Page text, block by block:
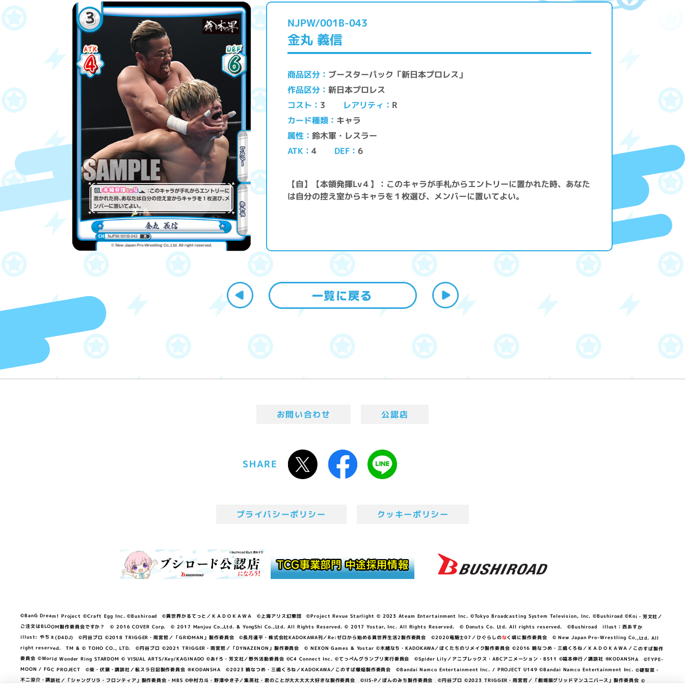
NJPW/001B-043
金丸 義信
商品区分 ブースターパック「新日本プロレス」
作品区分 新日本プロレス
コスト 3 レアリティ R
カード種類 キャラ
属性 鈴木軍・レスラー
ATK 4 DEF 6
【自】【本領発揮Lv４】：このキャラが手札からエントリーに置かれた時、あなた
は自分の控え室からキャラを１枚選び、メンバーに置いてよい。
お問い合わせ 公認店
SHARE
プライバシーポリシー クッキーポリシー
©BanG Dream! Project ©Craft Egg Inc. ©Bushiroad ©異世界かるてっと／ＫＡＤＯＫＡＷＡ ©上海アリス幻樂団 ©Project Revue Starlight © 2023 Ateam Entertainment Inc. ©Tokyo Broadcasting System Television, Inc. ©Bushiroad ©Koi・芳文社／
ご注文はBLOOM製作委員会ですか？ © 2016 COVER Corp. © 2017 Manjuu Co.,Ltd. & YongShi Co.,Ltd. All Rights Reserved. © 2017 Yostar, Inc. All Rights Reserved. © Donuts Co. Ltd. All rights reserved. ©Bushiroad illust：西あすか
illust: やちぇ(D4DJ) ©円谷プロ ©2018 TRIGGER・雨宮哲／「GRIDMAN」製作委員会 ©長月達平・株式会社KADOKAWA刊／Re:ゼロから始める異世界生活2製作委員会 ©2020竜騎士07／ひぐらしのなく頃に製作委員会 © New Japan Pro-Wrestling Co.,Ltd. All
right reserved. TM & © TOHO CO., LTD. ©円谷プロ ©2021 TRIGGER・雨宮哲／「DYNAZENON」製作委員会 © NEXON Games & Yostar ©木緒なち・KADOKAWA／ぼくたちのリメイク製作委員会 ©2016 暁なつめ・三嶋くろね／ＫＡＤＯＫＡＷＡ／このすば製作
委員会 ©World Wonder Ring STARDOM © VISUAL ARTS/Key/KAGINADO ©あfろ・芳文社／野外活動委員会 ©C4 Connect Inc. ©てっぺんグランプリ実行委員会 ©Spider Lily／アニプレックス・ABCアニメーション・BS11 ©福本伸行／講談社 ®KODANSHA ©TYPE-
MOON / FGC PROJECT ©柴・伏瀬・講談社／転スラ日記製作委員会 ®KODANSHA ©2023 暁なつめ・三嶋くろね／KADOKAWA／このすば爆焔製作委員会 ©Bandai Namco Entertainment Inc. / PROJECT U149 ©Bandai Namco Entertainment Inc. ©硬梨菜・
不二涼介・講談社／「シャングリラ・フロンティア」製作委員会・MBS ©中村力斗・野澤ゆき子／集英社・君のことが大大大大大好きな製作委員会 ©IIS-P／ぽんのみち製作委員会 ©円谷プロ ©2023 TRIGGER・雨宮哲／「劇場版グリッドマンユニバース」製作委員会 ©